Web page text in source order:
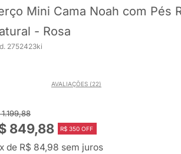
Mini Cama Noah com Pés
- Rosa
2752423ki
AVALIAÇÕES (22)
1.199,88
849,88 R$ 350 OFF
de R$ 84,98 sem juros